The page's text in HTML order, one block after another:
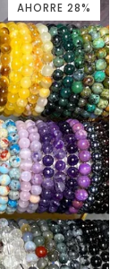
AHORRE 28%